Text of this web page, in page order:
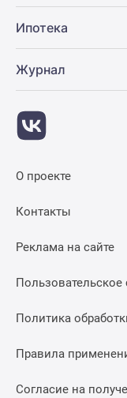
Ипотека
Журнал
О проекте
Контакты
Реклама на сайте
Политика
Правила
Согласие на